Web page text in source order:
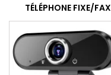
TÉLÉPHONE FIXE/FAX